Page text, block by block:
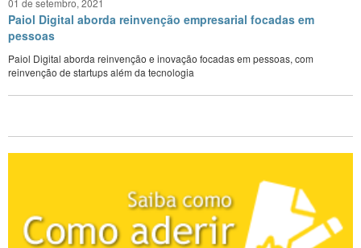
01 de setembro, 2021
Paiol Digital aborda reinvenção empresarial focadas em
pessoas
Paiol Digital aborda reinvenção e inovação focadas em pessoas, com
reinvenção de startups além da tecnologia